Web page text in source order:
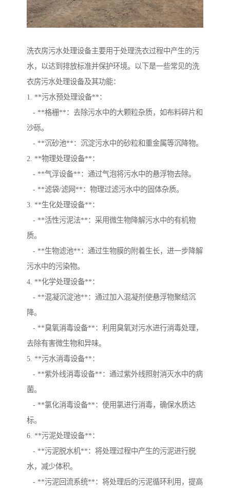
洗衣房污水处理设备主要用于处理洗衣过程中产生的污
水，以达到排放标准并保护环境。以下是一些常见的洗
衣房污水处理设备及其功能：
1. **污水预处理设备**：
- **格栅**：去除污水中的大颗粒杂质，如布料碎片和
沙砾。
- **沉砂池**：沉淀污水中的砂粒和重金属等沉降物。
2. **物理处理设备**：
- **气浮设备**：通过气泡将污水中的悬浮物去除。
- **滤袋/滤网**：物理过滤污水中的固体杂质。
3. **生化处理设备**：
- **活性污泥法**：采用微生物降解污水中的有机物
质。
- **生物滤池**：通过生物膜的附着生长，进一步降解
污水中的污染物。
4. **化学处理设备**：
- **混凝沉淀池**：通过加入混凝剂使悬浮物聚结沉
降。
- **臭氧消毒设备**：利用臭氧对污水进行消毒处理，
去除有害微生物和异味。
5. **污水消毒设备**：
- **紫外线消毒设备**：通过紫外线照射消灭水中的病
菌。
- **氯化消毒设备**：使用氯进行消毒，确保水质达
标。
6. **污泥处理设备**：
- **污泥脱水机**：将处理过程中产生的污泥进行脱
水，减少体积。
- **污泥回流系统**：将处理后的污泥循环利用，提高